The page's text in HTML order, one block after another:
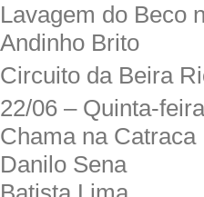
Lavagem do Beco
Andinho Brito
Circuito da Beira
22/06 – Quinta-feira
Chama na Catraca
Danilo Sena